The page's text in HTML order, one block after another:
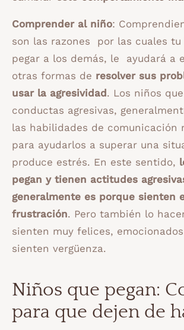
Comprender al niño:
son las razones por las cuales tu
pegar a los demás, le ayudará a
otras formas de resolver sus
usar la agresividad. Los niños
conductas agresivas,
las habilidades de comunicación
para ayudarlos a superar una
produce estrés. En este sentido,
pegan y tienen actitudes
generalmente es porque sienten
frustración. Pero también lo
sienten muy felices,
sienten vergüenza.
Niños que pegan:
para que dejen de